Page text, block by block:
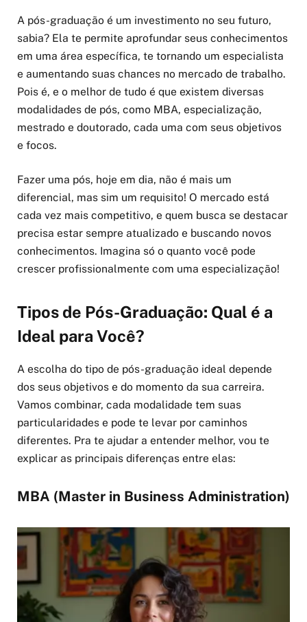
A pós-graduação é um investimento no seu futuro,
sabia? Ela te permite aprofundar seus conhecimentos
em uma área específica, te tornando um especialista
e aumentando suas chances no mercado de trabalho.
Pois é, e o melhor de tudo é que existem diversas
modalidades de pós, como MBA, especialização,
mestrado e doutorado, cada uma com seus objetivos
e focos.
Fazer uma pós, hoje em dia, não é mais um
diferencial, mas sim um requisito! O mercado está
cada vez mais competitivo, e quem busca se destacar
precisa estar sempre atualizado e buscando novos
conhecimentos. Imagina só o quanto você pode
crescer profissionalmente com uma especialização!
Tipos de Pós-Graduação: Qual é a
Ideal para Você?
A escolha do tipo de pós-graduação ideal depende
dos seus objetivos e do momento da sua carreira.
Vamos combinar, cada modalidade tem suas
particularidades e pode te levar por caminhos
diferentes. Pra te ajudar a entender melhor, vou te
explicar as principais diferenças entre elas:
MBA (Master in Business Administration)